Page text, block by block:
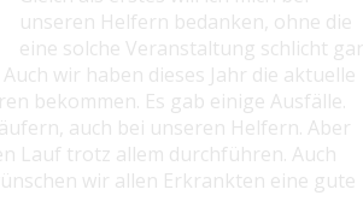
unseren Helfern bedanken, ohne die
eine solche Veranstaltung schlicht gar
wir haben dieses Jahr die aktuelle
bekommen. Es gab einige Ausfälle.
auch bei unseren Helfern. Aber
Lauf trotz allem durchführen. Auch
wir allen Erkrankten eine gute